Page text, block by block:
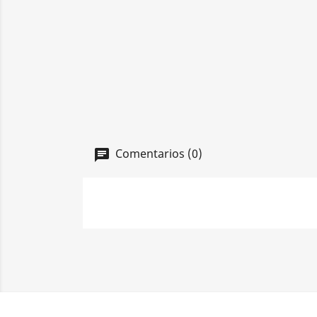
Comentarios (0)